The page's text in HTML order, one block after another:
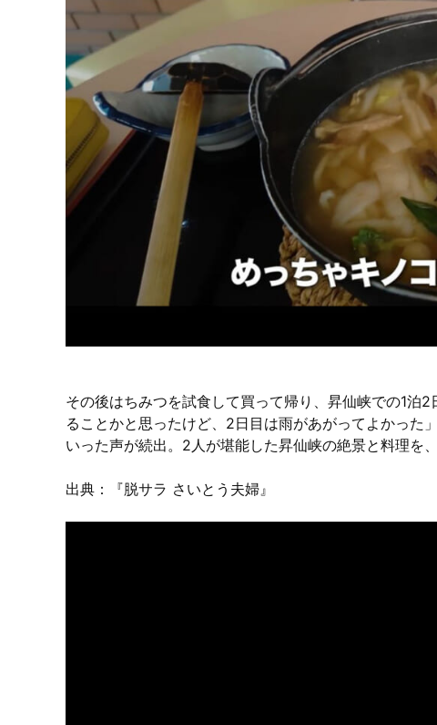
その後はちみつを試食して買って帰り、昇仙峡での1泊
ることかと思ったけど、2日目は雨があがってよかった
いった声が続出。2人が堪能した昇仙峡の絶景と料理を
出典： 『脱サラ さいとう夫婦』